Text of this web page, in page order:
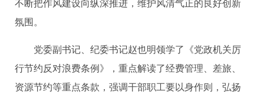
氛围。
党委副书记、纪委书记赵也明领学了《党政机关厉
行节约反对浪费条例》，重点解读了经费管理、差旅、
资源节约等重点条款，强调干部职工要以身作则，弘扬